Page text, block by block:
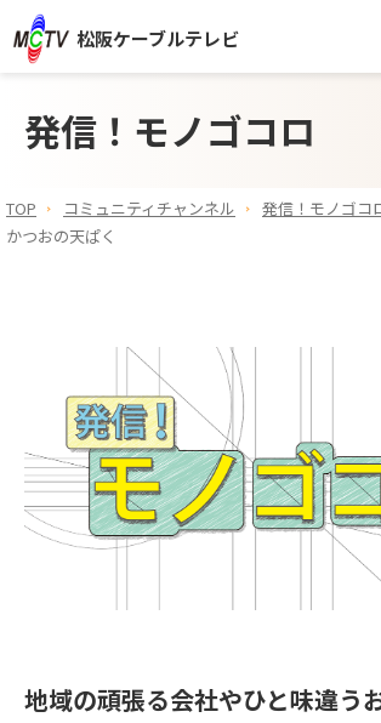
松阪ケーブルテレビ
発信！モノゴコロ
TOP コミュニティチャンネル
発信！モノゴコ
かつおの天ぱく
地域の頑張る会社やひと味違う